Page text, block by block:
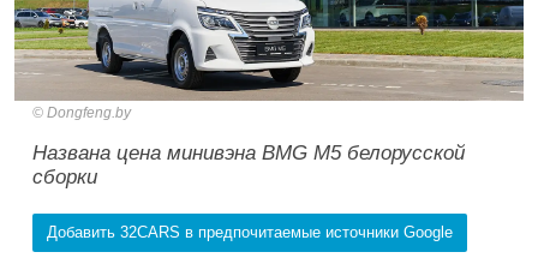
Dongfeng.by
Названа цена минивэна BMG M5 белорусской
сборки
Добавить 32CARS в предпочитаемые источники Google